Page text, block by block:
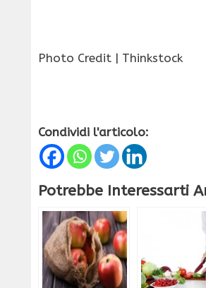
Photo Credit | Thinkstock
Condividi l'articolo:
Potrebbe Interessarti